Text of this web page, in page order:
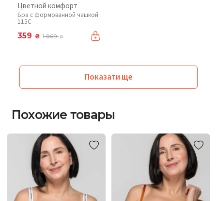
Цветной комфорт
Бра с формованной чашкой
115C
359 ₴ 1 069₴
Показати ще
Похожие товары